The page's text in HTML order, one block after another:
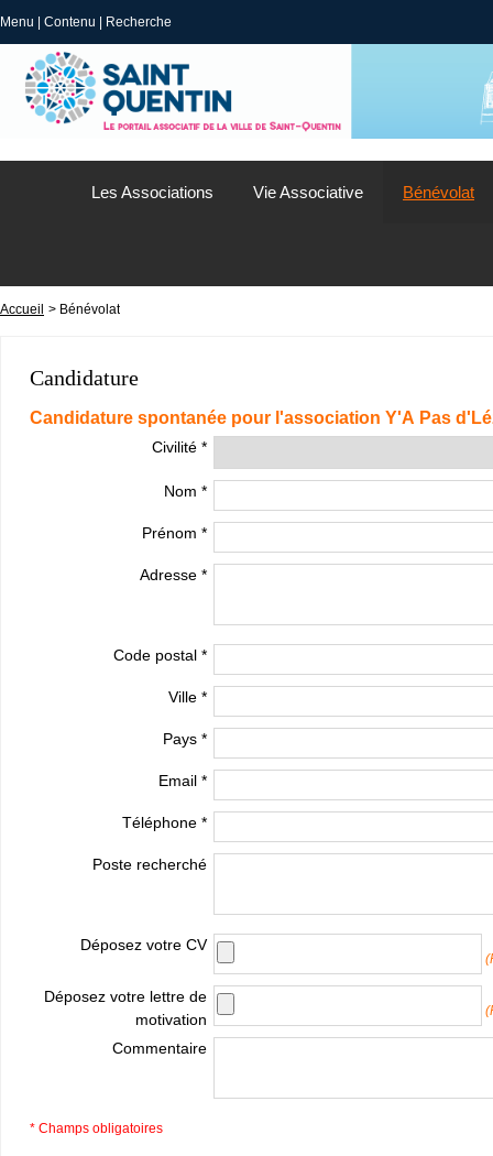
Menu Contenu Recherche
Les Associations Vie Associative Bénévolat
Accueil > Bénévolat
Candidature
Candidature spontanée pour l'association Y'A Pas
Civilité *
Nom *
Prénom *
Adresse *
Code postal *
Ville *
Pays *
Email *
Téléphone *
Poste recherché
Déposez votre CV
Déposez votre lettre de
motivation
Commentaire
* Champs obligatoires